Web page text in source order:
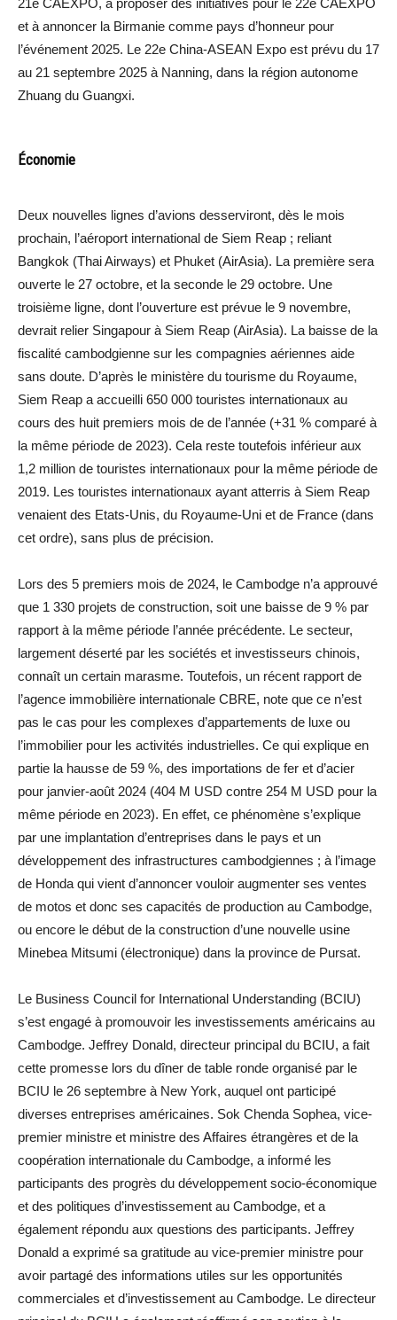
21e CAEXPO, à proposer des initiatives pour le 22e CAEXPO
et à annoncer la Birmanie comme pays d’honneur pour
l’événement 2025. Le 22e China-ASEAN Expo est prévu du 17
au 21 septembre 2025 à Nanning, dans la région autonome
Zhuang du Guangxi.
Économie
Deux nouvelles lignes d’avions desserviront, dès le mois
prochain, l’aéroport international de Siem Reap ; reliant
Bangkok (Thai Airways) et Phuket (AirAsia). La première sera
ouverte le 27 octobre, et la seconde le 29 octobre. Une
troisième ligne, dont l’ouverture est prévue le 9 novembre,
devrait relier Singapour à Siem Reap (AirAsia). La baisse de la
fiscalité cambodgienne sur les compagnies aériennes aide
sans doute. D’après le ministère du tourisme du Royaume,
Siem Reap a accueilli 650 000 touristes internationaux au
cours des huit premiers mois de de l’année (+31 % comparé à
la même période de 2023). Cela reste toutefois inférieur aux
1,2 million de touristes internationaux pour la même période de
2019. Les touristes internationaux ayant atterris à Siem Reap
venaient des Etats-Unis, du Royaume-Uni et de France (dans
cet ordre), sans plus de précision.
Lors des 5 premiers mois de 2024, le Cambodge n’a approuvé
que 1 330 projets de construction, soit une baisse de 9 % par
rapport à la même période l’année précédente. Le secteur,
largement déserté par les sociétés et investisseurs chinois,
connaît un certain marasme. Toutefois, un récent rapport de
l’agence immobilière internationale CBRE, note que ce n’est
pas le cas pour les complexes d’appartements de luxe ou
l’immobilier pour les activités industrielles. Ce qui explique en
partie la hausse de 59 %, des importations de fer et d’acier
pour janvier-août 2024 (404 M USD contre 254 M USD pour la
même période en 2023). En effet, ce phénomène s’explique
par une implantation d’entreprises dans le pays et un
développement des infrastructures cambodgiennes ; à l’image
de Honda qui vient d’annoncer vouloir augmenter ses ventes
de motos et donc ses capacités de production au Cambodge,
ou encore le début de la construction d’une nouvelle usine
Minebea Mitsumi (électronique) dans la province de Pursat.
Le Business Council for International Understanding (BCIU)
s’est engagé à promouvoir les investissements américains au
Cambodge. Jeffrey Donald, directeur principal du BCIU, a fait
cette promesse lors du dîner de table ronde organisé par le
BCIU le 26 septembre à New York, auquel ont participé
diverses entreprises américaines. Sok Chenda Sophea, vice-
premier ministre et ministre des Affaires étrangères et de la
coopération internationale du Cambodge, a informé les
participants des progrès du développement socio-économique
et des politiques d’investissement au Cambodge, et a
également répondu aux questions des participants. Jeffrey
Donald a exprimé sa gratitude au vice-premier ministre pour
avoir partagé des informations utiles sur les opportunités
commerciales et d’investissement au Cambodge. Le directeur